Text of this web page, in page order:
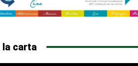
la carta